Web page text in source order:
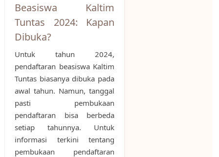
Beasiswa Kaltim
Tuntas 2024: Kapan
Dibuka?
Untuk tahun 2024,
pendaftaran beasiswa Kaltim
Tuntas biasanya dibuka pada
awal tahun. Namun, tanggal
pasti pembukaan
pendaftaran bisa berbeda
setiap tahunnya. Untuk
informasi terkini tentang
pembukaan pendaftaran